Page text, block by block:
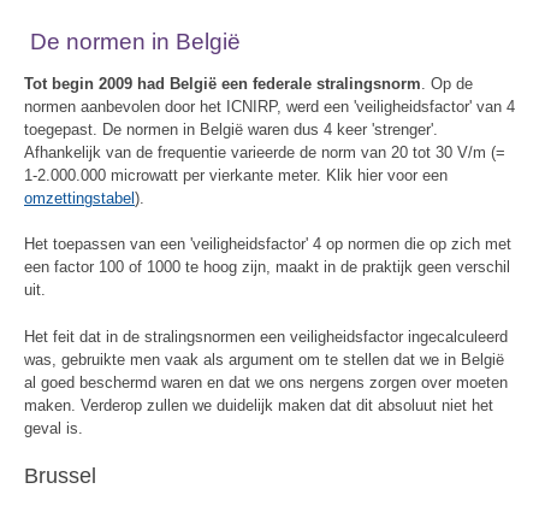
De normen in België
Tot begin 2009 had België een federale stralingsnorm. Op de
normen aanbevolen door het ICNIRP, werd een 'veiligheidsfactor' van 4
toegepast. De normen in België waren dus 4 keer 'strenger'.
Afhankelijk van de frequentie varieerde de norm van 20 tot 30 V/m (=
1-2.000.000 microwatt per vierkante meter. Klik hier voor een
omzettingstabel ).
Het toepassen van een 'veiligheidsfactor' 4 op normen die op zich met
een factor 100 of 1000 te hoog zijn, maakt in de praktijk geen verschil
uit.
Het feit dat in de stralingsnormen een veiligheidsfactor ingecalculeerd
was, gebruikte men vaak als argument om te stellen dat we in België
al goed beschermd waren en dat we ons nergens zorgen over moeten
maken. Verderop zullen we duidelijk maken dat dit absoluut niet het
geval is.
Brussel